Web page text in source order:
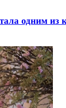
одним